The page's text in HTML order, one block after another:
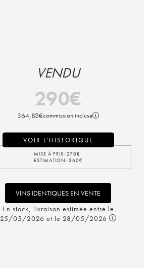
VENDU
290€
364,82€commission incluse
VOIR L'HISTORIQUE
MISE À PRIX: 270€
ESTIMATION: 360€
VINS IDENTIQUES EN VENTE
En stock, livraison estimée entre le
25/05/2026 et le 28/05/2026